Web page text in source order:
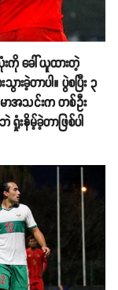
းကို ခေါ်ယူထားတဲ့
းခဲ့တာပါ။ ပွဲစပြီး ၃
မာအသင်းက တစ်ဦး
ရှုံးနိမ့်ခဲ့တာဖြစ်ပါ